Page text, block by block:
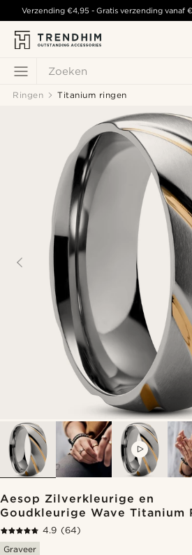
Zoeken
Verzending €4,95 - Gratis verzending vanaf
Ringen Titanium ringen
VIDEO
Aesop Zilverkleurige en
Goudkleurige Wave Titanium
4.9 (64)
Graveer